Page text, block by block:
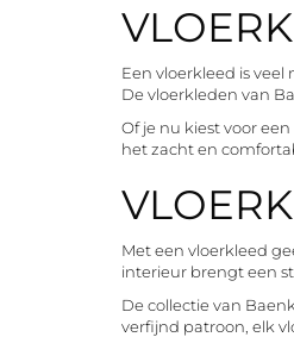
Een vloerkleed is
De vloerkleden van
Of je nu kiest voor
het zacht en
Met een vloerkleed
interieur brengt een
De collectie van
verfijnd patroon, elk